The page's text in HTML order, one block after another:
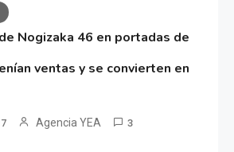
Nogizaka 46 en portadas de
ventas y se convierten en
Agencia YEA 3